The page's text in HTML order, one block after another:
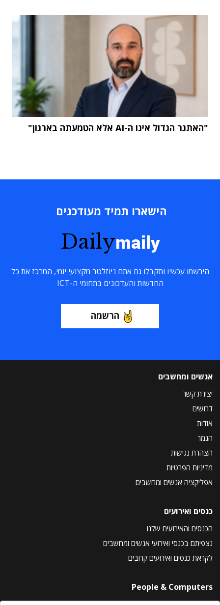
"האתגר הגדול אינו ה-AI אלא הטמעתה בארגון"
הישארו תמיד מעודכנים
Dailymaily
הירשמו עכשיו ותקבלו גם אתם ניוזלטר מקצועי יומי, המרכז את כל
החדשות והעדכונים בתחומי ה-ICT
הרשמה
אנשים ומחשבים
יצירת קשר
דרושים
אודות
הנמר
הצהרת נגישות
מדיניות הפרטיות
אפליקציה אנשים ומחשבים
כנסים ואירועים
הכנסים והאירועים שלנו
נצפיתם בכנסי ואירועי אנשים ומחשבים
לקראת כנסים ואירועים קרובים
People & Computers